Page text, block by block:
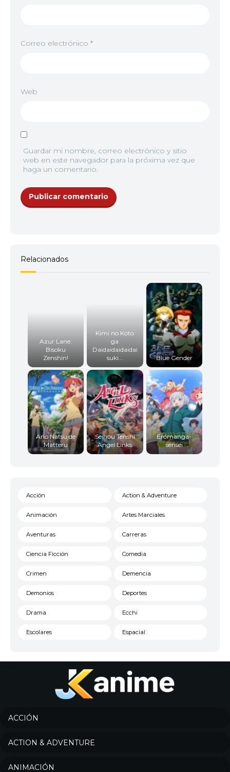
Correo electrónico *
Web
Guardar mi nombre, correo electrónico y sitio
web en este navegador para la próxima vez que
haga un comentario.
Relacionados
Azur Lane:
Bisoku
Zenshin!
Kimi no Koto
ga
Daidaidaidaidai
suki...
Blue Gender
Ano Natsu de
Matteru
Seihou Tenshi
Angel Links
Eromanga-
sensei
Acción Action & Adventure
Animación Artes Marciales
Aventuras Carreras
Ciencia Ficción Comedia
Crimen Demencia
Demonios Deportes
Drama Ecchi
Escolares Espacial
Historico
Josei
Música
ACCIÓN
ACTION & ADVENTURE
ANIMACIÓN